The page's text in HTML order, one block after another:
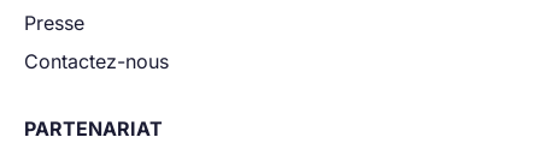
Presse
Contactez-nous
PARTENARIAT